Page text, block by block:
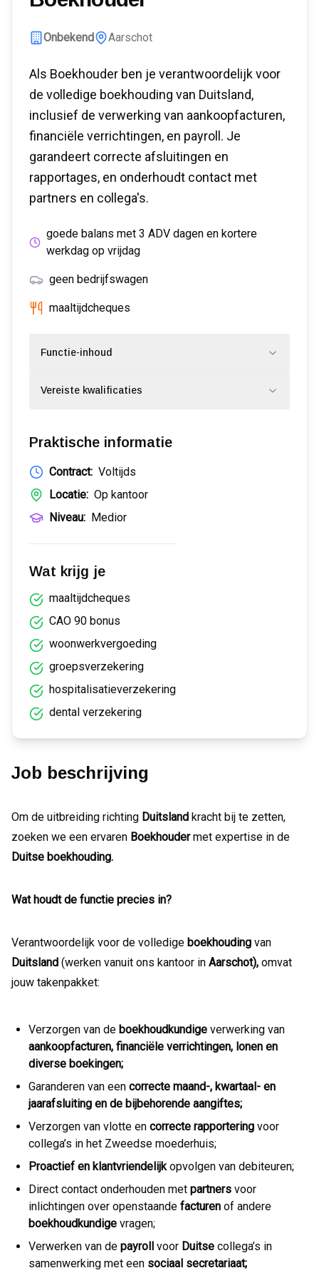
Onbekend Aarschot
Als Boekhouder ben je verantwoordelijk voor
de volledige boekhouding van Duitsland,
inclusief de verwerking van aankoopfacturen,
financiële verrichtingen, en payroll. Je
garandeert correcte afsluitingen en
rapportages, en onderhoudt contact met
partners en collega's.
goede balans met 3 ADV dagen en kortere
werkdag op vrijdag
geen bedrijfswagen
maaltijdcheques
Functie-inhoud
Vereiste kwalificaties
Praktische informatie
Contract: Voltijds
Locatie: Op kantoor
Niveau: Medior
Wat krijg je
maaltijdcheques
CAO 90 bonus
woonwerkvergoeding
groepsverzekering
hospitalisatieverzekering
dental verzekering
Job beschrijving
Om de uitbreiding richting Duitsland kracht bij te zetten,
zoeken we een ervaren Boekhoudermet expertise in de
Duitse boekhouding.
Wat houdt de functie precies in?
Verantwoordelijk voor de volledige boekhouding van
Duitsland (werken vanuit ons kantoor in Aarschot), omvat
jouw takenpakket:
Verzorgen van de boekhoudkundige verwerking van
aankoopfacturen, financiële verrichtingen, lonen en
diverse boekingen;
Garanderen van een correcte maand-, kwartaal- en
jaarafsluiting en de bijbehorende aangiftes;
Verzorgen van vlotte en correcte rapportering voor
collega’s in het Zweedse moederhuis;
Proactief en klantvriendelijkopvolgen van debiteuren;
Direct contact onderhouden met partners voor
inlichtingen over openstaande facturen of andere
boekhoudkundige vragen;
Verwerken van de payroll voor Duitse collega’s in
samenwerking met een sociaal secretariaat;